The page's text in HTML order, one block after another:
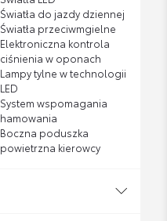
Światła do jazdy dziennej
Światła przeciwmgielne
Elektroniczna kontrola
ciśnienia w oponach
Lampy tylne w technologii
LED
System wspomagania
hamowania
Boczna poduszka
powietrzna kierowcy